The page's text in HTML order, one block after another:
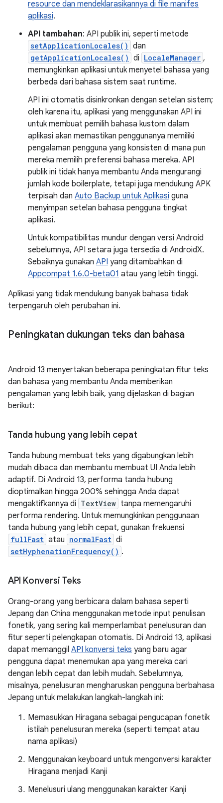
resource dan mendeklarasikannya di file manifes
aplikasi.
API tambahan: API publik ini, seperti metode
setApplicationLocales() dan
getApplicationLocales() di LocaleManager ,
memungkinkan aplikasi untuk menyetel bahasa yang
berbeda dari bahasa sistem saat runtime.
API ini otomatis disinkronkan dengan setelan sistem;
oleh karena itu, aplikasi yang menggunakan API ini
untuk membuat pemilih bahasa kustom dalam
aplikasi akan memastikan penggunanya memiliki
pengalaman pengguna yang konsisten di mana pun
mereka memilih preferensi bahasa mereka. API
publik ini tidak hanya membantu Anda mengurangi
jumlah kode boilerplate, tetapi juga mendukung APK
terpisah dan Auto Backup untuk Aplikasi guna
menyimpan setelan bahasa pengguna tingkat
aplikasi.
Untuk kompatibilitas mundur dengan versi Android
sebelumnya, API setara juga tersedia di AndroidX.
Sebaiknya gunakan API yang ditambahkan di
Appcompat 1.6.0-beta01 atau yang lebih tinggi.
Aplikasi yang tidak mendukung banyak bahasa tidak
terpengaruh oleh perubahan ini.
Peningkatan dukungan teks dan bahasa
Android 13 menyertakan beberapa peningkatan fitur teks
dan bahasa yang membantu Anda memberikan
pengalaman yang lebih baik, yang dijelaskan di bagian
berikut:
Tanda hubung yang lebih cepat
Tanda hubung membuat teks yang digabungkan lebih
mudah dibaca dan membantu membuat UI Anda lebih
adaptif. Di Android 13, performa tanda hubung
dioptimalkan hingga 200% sehingga Anda dapat
mengaktifkannya di TextView tanpa memengaruhi
performa rendering. Untuk memungkinkan penggunaan
tanda hubung yang lebih cepat, gunakan frekuensi
fullFast atau normalFast di
setHyphenationFrequency() .
API Konversi Teks
Orang-orang yang berbicara dalam bahasa seperti
Jepang dan China menggunakan metode input penulisan
fonetik, yang sering kali memperlambat penelusuran dan
fitur seperti pelengkapan otomatis. Di Android 13, aplikasi
dapat memanggil API konversi teks yang baru agar
pengguna dapat menemukan apa yang mereka cari
dengan lebih cepat dan lebih mudah. Sebelumnya,
misalnya, penelusuran mengharuskan pengguna berbahasa
Jepang untuk melakukan langkah-langkah ini:
Memasukkan Hiragana sebagai pengucapan fonetik
istilah penelusuran mereka (seperti tempat atau
nama aplikasi)
Menggunakan keyboard untuk mengonversi karakter
Hiragana menjadi Kanji
Menelusuri ulang menggunakan karakter Kanji